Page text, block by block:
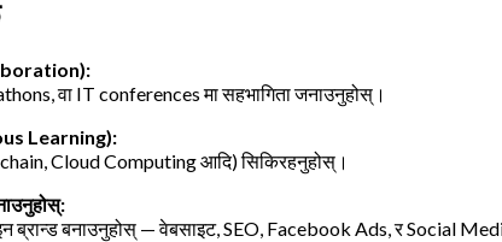
वा IT conferences मा सहभागिता जनाउनुहोस्।
Learning):
Cloud Computing आदि) सिकिरहनुहोस्।
ब्रान्ड बनाउनुहोस् — वेबसाइट, SEO, Facebook Ads, र Social